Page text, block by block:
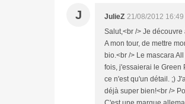
J JulieZ 21/08/2012 16:49
Salut,<br /> Je
A mon tour, de mettre
bio.<br /> Le mascara
fois, j'essaierai le Green
ce n'est qu'un détail. ;)
déjà super bien!<br />